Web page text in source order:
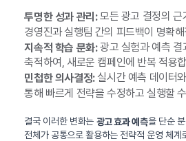
투명한 성과 관리:모든 광고 결정의 근
경영진과 실행팀 간의 피드백이 명확
지속적 학습 문화:광고 실험과 예측 결
축적하여, 새로운 캠페인에 반복 적용
민첩한 의사결정:실시간 예측 데이터
통해 빠르게 전략을 수정하고 실행할
결국 이러한 변화는 광고 효과 예측을 단순
전체가 공통으로 활용하는 전략적 운영 체계